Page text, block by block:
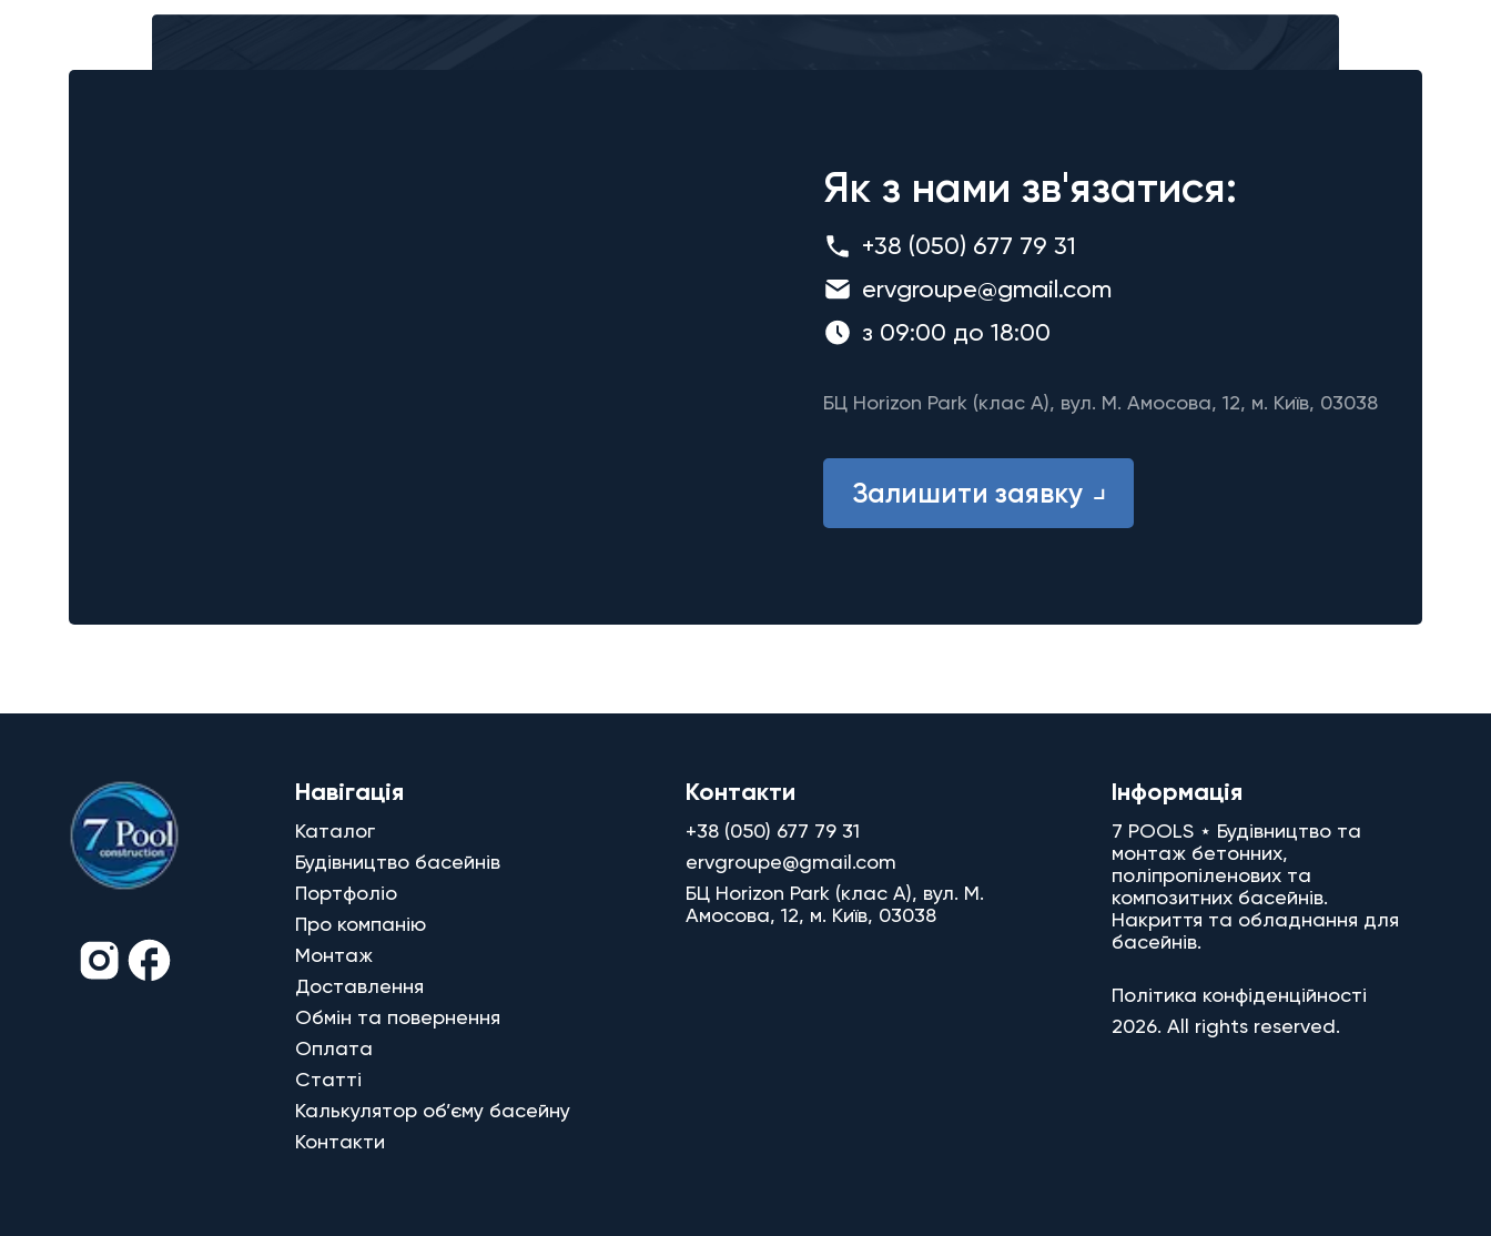
Як з нами зв'язатися:
+38 (050) 677 79 31
ervgroupe@gmail.com
з 09:00 до 18:00
БЦ Horizon Park (клас A), вул. М. Амосова, 12, м. Київ, 03038
Залишити заявку
Навігація
Каталог
Будівництво басейнів
Портфоліо
Про компанію
Монтаж
Доставлення
Обмін та повернення
Оплата
Статті
Калькулятор об’єму басейну
Контакти
Контакти
+38 (050) 677 79 31
ervgroupe@gmail.com
БЦ Horizon Park (клас A), вул. М.
Амосова, 12, м. Київ, 03038
Інформація
7 POOLS ⋆ Будівництво та
монтаж бетонних,
поліпропіленових та
композитних басейнів.
Накриття та обладнання для
басейнів.
Політика конфіденційності
2026. All rights reserved.